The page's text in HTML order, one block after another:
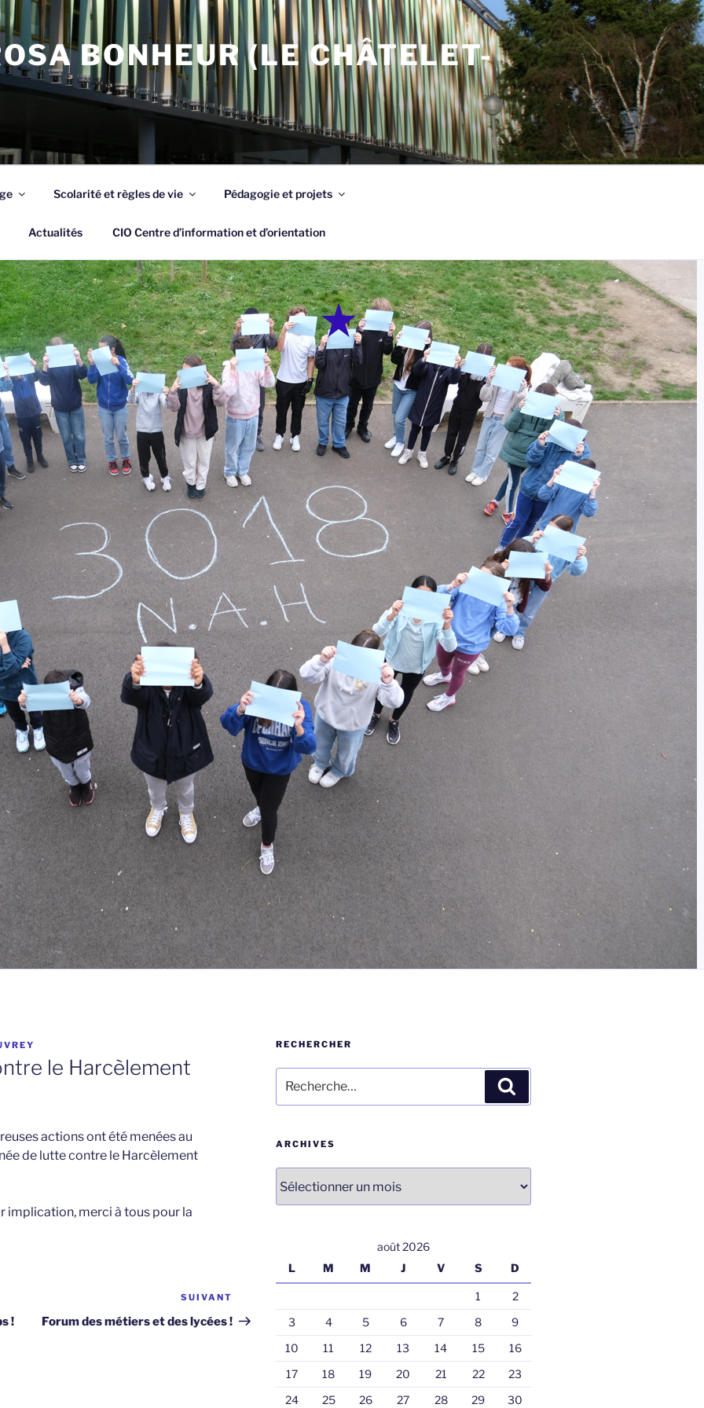
BONHEUR (LE CHÂTELET-
Scolarité et règles de vie Pédagogie et projets
Actualités CIO Centre d’information et d’orientation
le Harcèlement
actions ont été menées au
de lutte contre le Harcèlement
implication, merci à tous pour la
!
suivant
SUIVANT
Forum des métiers et des lycées !
RECHERCHER
pour
:
ARCHIVES
août 2026
L
M M J V S D
1
2
3
4 5 6 7 8
9
10
11 12 13 14 15
16
17
18 19 20 21 22
23
24
25 26 27 28 29
30